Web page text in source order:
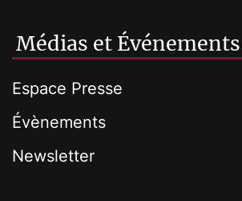
Médias et Événements
Espace Presse
Évènements
Newsletter